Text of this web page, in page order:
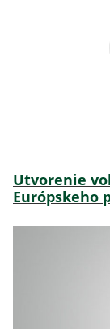
Utvorenie
Európskeho